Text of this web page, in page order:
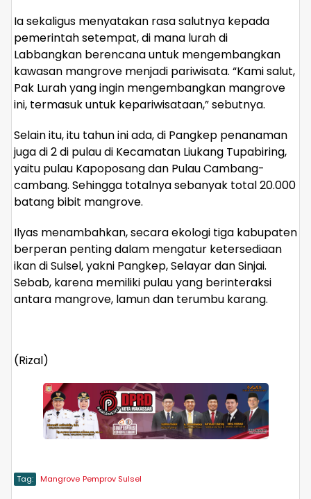
Ia sekaligus menyatakan rasa salutnya kepada
pemerintah setempat, di mana lurah di
Labbangkan berencana untuk mengembangkan
kawasan mangrove menjadi pariwisata. “Kami salut,
Pak Lurah yang ingin mengembangkan mangrove
ini, termasuk untuk kepariwisataan,” sebutnya.
Selain itu, itu tahun ini ada, di Pangkep penanaman
juga di 2 di pulau di Kecamatan Liukang Tupabiring,
yaitu pulau Kapoposang dan Pulau Cambang-
cambang. Sehingga totalnya sebanyak total 20.000
batang bibit mangrove.
Ilyas menambahkan, secara ekologi tiga kabupaten
berperan penting dalam mengatur ketersediaan
ikan di Sulsel, yakni Pangkep, Selayar dan Sinjai.
Sebab, karena memiliki pulau yang berinteraksi
antara mangrove, lamun dan terumbu karang.
(Rizal)
Tag: Mangrove Pemprov Sulsel